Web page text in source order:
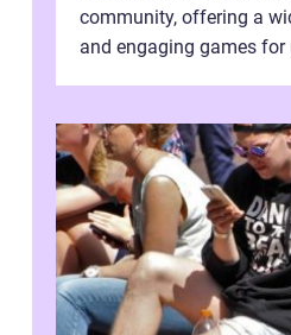
community, offering a
and engaging games for